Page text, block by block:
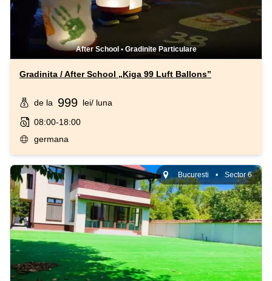
After School • Gradinite Particulare
Gradinita / After School „Kiga 99 Luft Ballons”
de la 999 lei/ luna
08:00-18:00
germana
Bucuresti • Sector 6